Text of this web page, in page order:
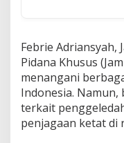
Febrie Adriansyah,
Pidana Khusus
menangani
Indonesia. Namun,
terkait
penjagaan ketat di